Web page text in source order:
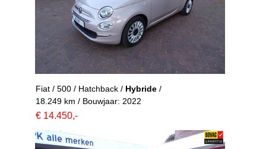
Fiat / 500 / Hatchback / Hybride /
18.249 km / Bouwjaar: 2022
€ 14.450,-